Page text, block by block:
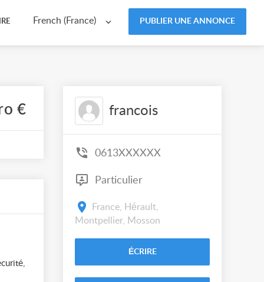
French (France) PUBLIER UNE ANNONCE
€ francois
0613XXXXXX
Particulier
France, Hérault,
Montpellier, Mosson
ÉCRIRE